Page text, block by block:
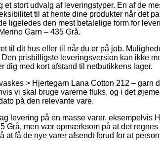
stort udvalg af leveringstyper. En af de
til at hente dine produkter når det
ligeledes den mest betalelige form for
Garn – 435 Grå.
til dit hus eller til når du er på job.
prisbilligste leveringsversion kan ikke
dig med kort afstand til netbutikkens lager.
> Hjertegarn Lana Cotton 212 – garn
vi skal bruge varerne fluks, og i det
på den relevante vare.
levering på en masse varer, eksempelvis
Grå, men vær opmærksom på at det
få de nye varer afsendt forud for at